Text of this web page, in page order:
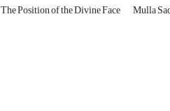
The Position of the Divine Face Mulla